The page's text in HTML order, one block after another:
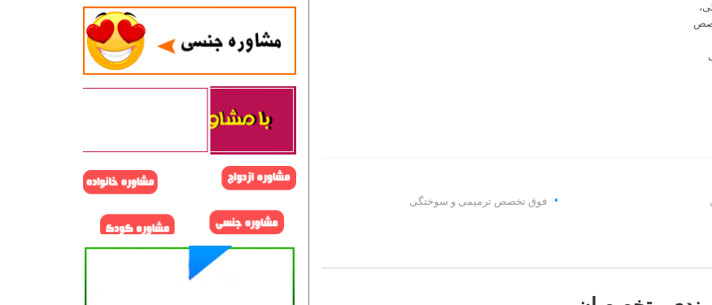
فوق تخصص ترمیمی و سوختگی